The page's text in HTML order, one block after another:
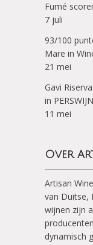
Fumé
7 juli
93/100
Mare in
21 mei
Gavi
in PERSWIJN
11 mei
Over
Artisan
van Duitse,
wijnen zijn
dynamisch